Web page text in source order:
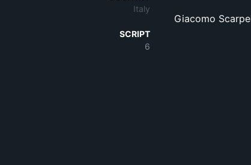
Italy
SCRIPT
6
Giacomo